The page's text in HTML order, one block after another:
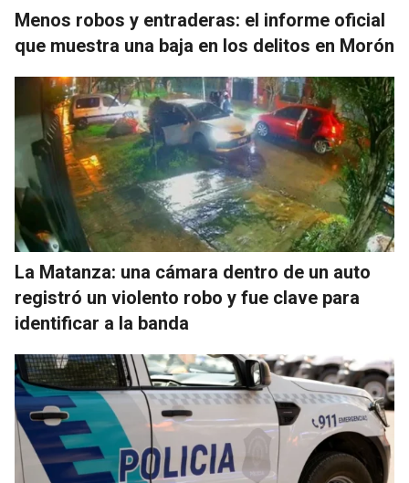
Menos robos y entraderas: el informe oficial
que muestra una baja en los delitos en Morón
La Matanza: una cámara dentro de un auto
registró un violento robo y fue clave para
identificar a la banda